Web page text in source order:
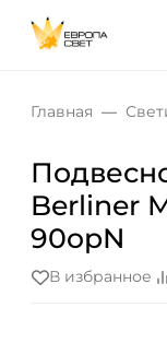
Главная
Berliner
90opN
В избранное